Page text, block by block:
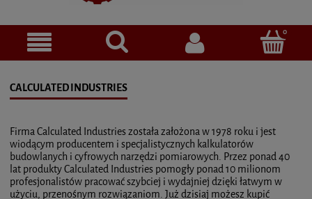
CALCULATED INDUSTRIES
Firma Calculated Industries została założona w 1978 roku i jest
wiodącym producentem i specjalistycznych kalkulatorów
budowlanych i cyfrowych narzędzi pomiarowych. Przez ponad 40
lat produkty Calculated Industries pomogły ponad 10 milionom
profesjonalistów pracować szybciej i wydajniej dzięki łatwym w
użyciu, przenośnym rozwiązaniom. Już dzisiaj możesz kupić